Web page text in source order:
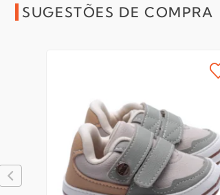
SUGESTÕES DE COMPRA